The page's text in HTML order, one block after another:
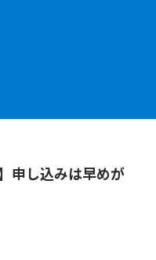
申し込みは早めが